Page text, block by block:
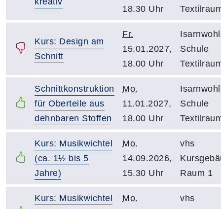
18.30 Uhr
Kurs: Design am
Schnitt
Fr.
15.01.2027,
18.00 Uhr
Schule
Schnittkonstruktion
für Oberteile aus
dehnbaren Stoffen
Mo.
11.01.2027,
18.00 Uhr
Schule
Kurs: Musikwichtel
(ca. 1½ bis 5
Jahre)
Mo.
14.09.2026,
15.30 Uhr
vhs
Raum 1
Kurs: Musikwichtel
Mo.
vhs